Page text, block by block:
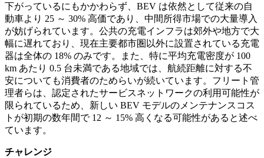
下がっているにもかかわらず、BEV は依然として従来の自
動車より 25 ～ 30% 高価であり、中間所得市場での大量導入
が妨げられています。公共の充電インフラは郊外や地方で大
幅に遅れており、現在主要都市圏以外に設置されている充電
器は全体の 18% のみです。また、特に平均充電密度が 100
km あたり 0.5 台未満である地域では、航続距離に対する不
安についても消費者のためらいが続いています。フリート管
理者らは、認定されたサービスネットワークの利用可能性が
限られているため、新しい BEV モデルのメンテナンスコス
トが初期の数年間で 12 ～ 15% 高くなる可能性があると述べ
ています。
チャレンジ